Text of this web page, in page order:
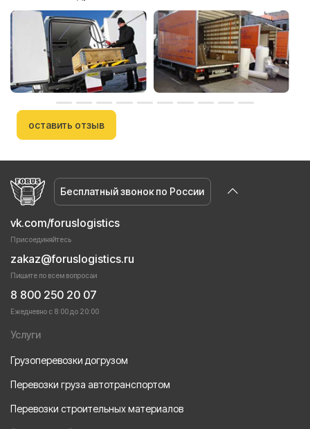
оставить отзыв
Бесплатный звонок по России
vk.com/foruslogistics
Присоединяйтесь
zakaz@foruslogistics.ru
Пишите по всем вопросаи
8 800 250 20 07
Ежедневно с 8:00 до 20:00
Услуги
Грузоперевозки догрузом
Перевозки груза автотранспортом
Перевозки строительных материалов